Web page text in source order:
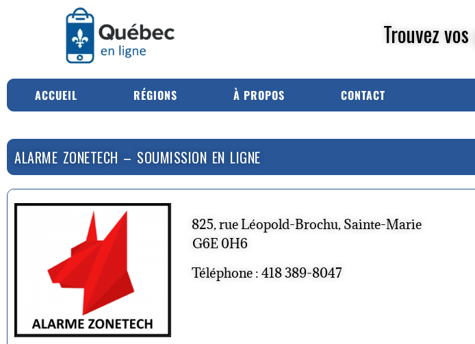
Trouvez
ACCUEIL RÉGIONS À PROPOS CONTACT
ALARME ZONETECH – SOUMISSION EN LIGNE
825, rue Léopold-Brochu, Sainte-Marie
G6E 0H6
Téléphone : 418 389-8047